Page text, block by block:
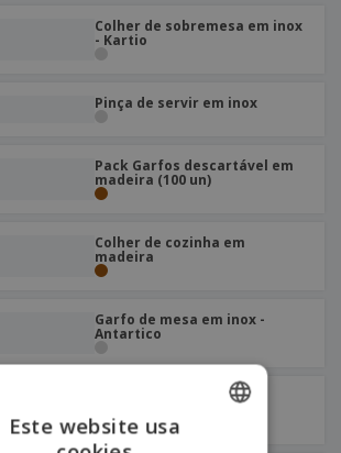
Colher de sobremesa em inox
- Kartio
Pinça de servir em inox
Pack Garfos descartável em
madeira (100 un)
Colher de cozinha em
madeira
Garfo de mesa em inox -
Antartico
Garfo de mesa em inox -
Este website usa